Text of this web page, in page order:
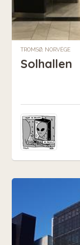
TROMSØ, NORVÈGE
Solhallen